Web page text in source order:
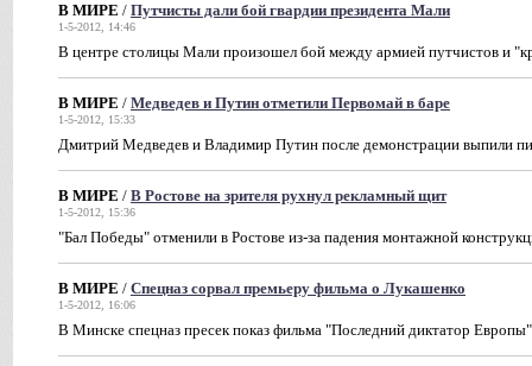
В МИРЕ / Путчисты дали бой гвардии президента Мали
1-5-2012, 14:46
В центре столицы Мали произошел бой между армией путчистов и
В МИРЕ / Медведев и Путин отметили Первомай в баре
1-5-2012, 15:33
Дмитрий Медведев и Владимир Путин после демонстрации выпили
В МИРЕ / В Ростове на зрителя рухнул рекламный щит
1-5-2012, 15:36
"Бал Победы" отменили в Ростове из-за падения монтажной
В МИРЕ / Спецназ сорвал премьеру фильма о Лукашенко
1-5-2012, 16:06
В Минске спецназ пресек показ фильма "Последний диктатор Европы"